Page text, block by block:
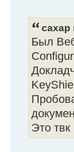
caxap
Был
Это